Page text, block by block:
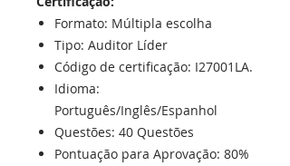
Formato: Múltipla escolha
Tipo: Auditor Líder
Código de certificação: I27001LA.
Idioma:
Português/Inglês/Espanhol
Questões: 40 Questões
Pontuação para Aprovação: 80%